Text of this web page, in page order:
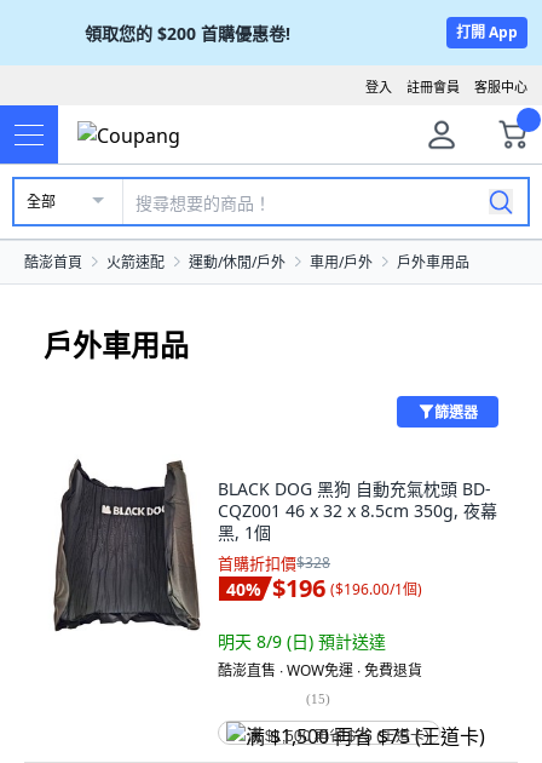
領取您的 $200 首購優惠卷! 打開 App
客服中心
註冊會員
登入
全部
酷澎首頁 火箭速配 運動/休閒/戶外 車用/戶外 戶外車用品
戶外車用品
篩選器
BLACK DOG 黑狗 自動充氣枕頭 BD-
CQZ001 46 x 32 x 8.5cm 350g, 夜幕
黑, 1個
首購折扣價$328
40% $196 ($196.00/1個)
明天 8/9 (日) 預計送達
酷澎直售 ∙ WOW免運 ∙ 免費退貨
(15)
满 $1,500 再省 $75 (王道卡)